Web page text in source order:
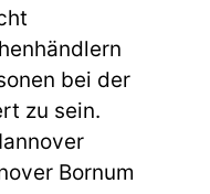
bei der
zu sein.
Bornum